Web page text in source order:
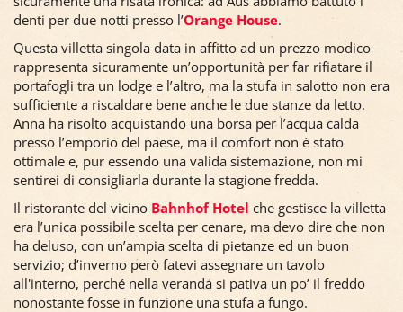
denti per due notti presso l’Orange House.
Questa villetta singola data in affitto ad un prezzo modico
rappresenta sicuramente un’opportunità per far rifiatare il
portafogli tra un lodge e l’altro, ma la stufa in salotto non era
sufficiente a riscaldare bene anche le due stanze da letto.
Anna ha risolto acquistando una borsa per l’acqua calda
presso l’emporio del paese, ma il comfort non è stato
ottimale e, pur essendo una valida sistemazione, non mi
sentirei di consigliarla durante la stagione fredda.
Il ristorante del vicino Bahnhof Hotel che gestisce la villetta
era l’unica possibile scelta per cenare, ma devo dire che non
ha deluso, con un’ampia scelta di pietanze ed un buon
servizio; d’inverno però fatevi assegnare un tavolo
all'interno, perché nella veranda si pativa un po’ il freddo
nonostante fosse in funzione una stufa a fungo.